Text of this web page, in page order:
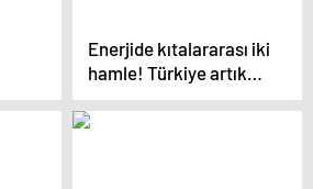
Enerjide kıtalararası iki
hamle! Türkiye artık
oyun kurucu: Dikkat
çeken Somali ve